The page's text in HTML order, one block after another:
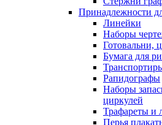
Принадлежности
Линейки
Наборы
Готовальни,
Бумага для
Рапидографы
Наборы
циркулей
Трафареты и
Перья